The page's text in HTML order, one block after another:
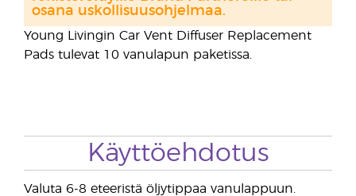
Young Livingin Car Vent Diffuser Replacement
Pads tulevat 10 vanulapun paketissa.
osana uskollisuusohjelmaa.
Käyttöehdotus
Valuta 6-8 eteeristä öljytippaa vanulappuun.